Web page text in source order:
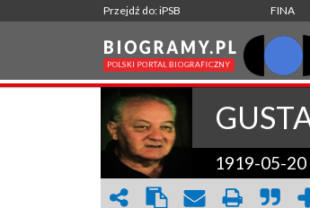
Przejdź do: iPSB FINA
1919-05-20